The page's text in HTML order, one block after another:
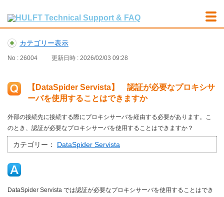
カテゴリー表示
No : 26004 更新日時 : 2026/02/03 09:28
【DataSpider Servista】 認証が必要なプロキシサ
ーバを使用することはできますか
外部の接続先に接続する際にプロキシサーバを経由する必要があります。こ
のとき、認証が必要なプロキシサーバを使用することはできますか？
カテゴリー： DataSpider Servista
DataSpider Servista では認証が必要なプロキシサーバを使用することはでき